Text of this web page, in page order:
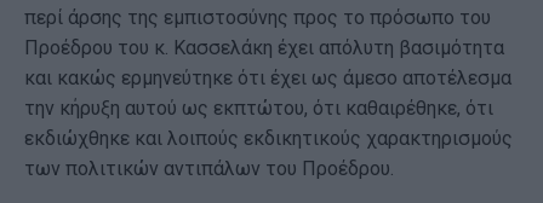
περί άρσης της εμπιστοσύνης προς το πρόσωπο του
Προέδρου του κ. Κασσελάκη έχει απόλυτη βασιμότητα
και κακώς ερμηνεύτηκε ότι έχει ως άμεσο αποτέλεσμα
την κήρυξη αυτού ως εκπτώτου, ότι καθαιρέθηκε, ότι
εκδιώχθηκε και λοιπούς εκδικητικούς χαρακτηρισμούς
των πολιτικών αντιπάλων του Προέδρου.